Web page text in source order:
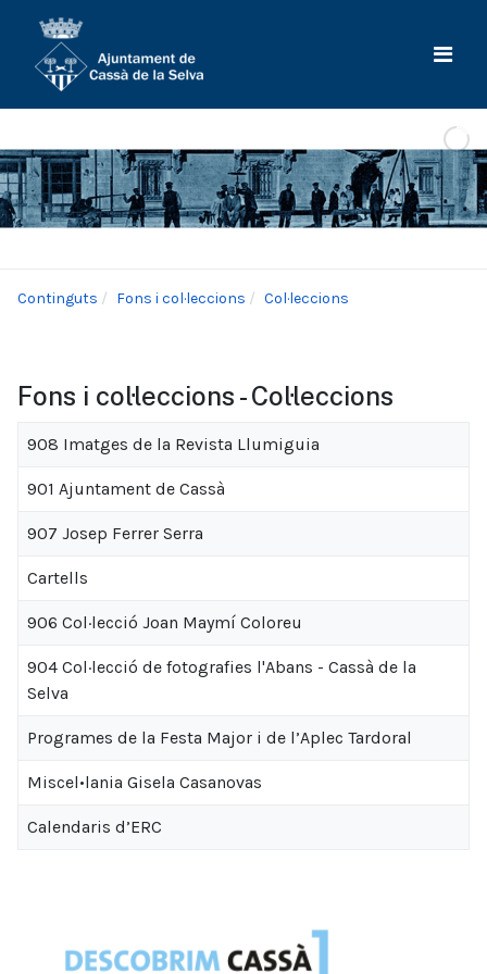
Continguts Fons i col·leccions Col·leccions
Fons i col·leccions - Col·leccions
908 Imatges de la Revista Llumiguia
901 Ajuntament de Cassà
907 Josep Ferrer Serra
Cartells
906 Col·lecció Joan Maymí Coloreu
904 Col·lecció de fotografies l'Abans - Cassà de la
Selva
Programes de la Festa Major i de l’Aplec Tardoral
Miscel•lania Gisela Casanovas
Calendaris d’ERC